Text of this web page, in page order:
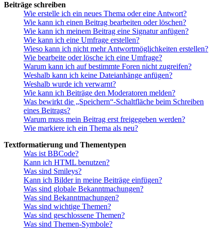
Beiträge schreiben
Wie erstelle ich ein neues Thema oder eine Antwort?
Wie kann ich einen Beitrag bearbeiten oder löschen?
Wie kann ich meinem Beitrag eine Signatur anfügen?
Wie kann ich eine Umfrage erstellen?
Wieso kann ich nicht mehr Antwortmöglichkeiten erstellen?
Wie bearbeite oder lösche ich eine Umfrage?
Warum kann ich auf bestimmte Foren nicht zugreifen?
Weshalb kann ich keine Dateianhänge anfügen?
Weshalb wurde ich verwarnt?
Wie kann ich Beiträge den Moderatoren melden?
Was bewirkt die „Speichern“-Schaltfläche beim Schreiben
eines Beitrags?
Warum muss mein Beitrag erst freigegeben werden?
Wie markiere ich ein Thema als neu?
Textformatierung und Thementypen
Was ist BBCode?
Kann ich HTML benutzen?
Was sind Smileys?
Kann ich Bilder in meine Beiträge einfügen?
Was sind globale Bekanntmachungen?
Was sind Bekanntmachungen?
Was sind wichtige Themen?
Was sind geschlossene Themen?
Was sind Themen-Symbole?